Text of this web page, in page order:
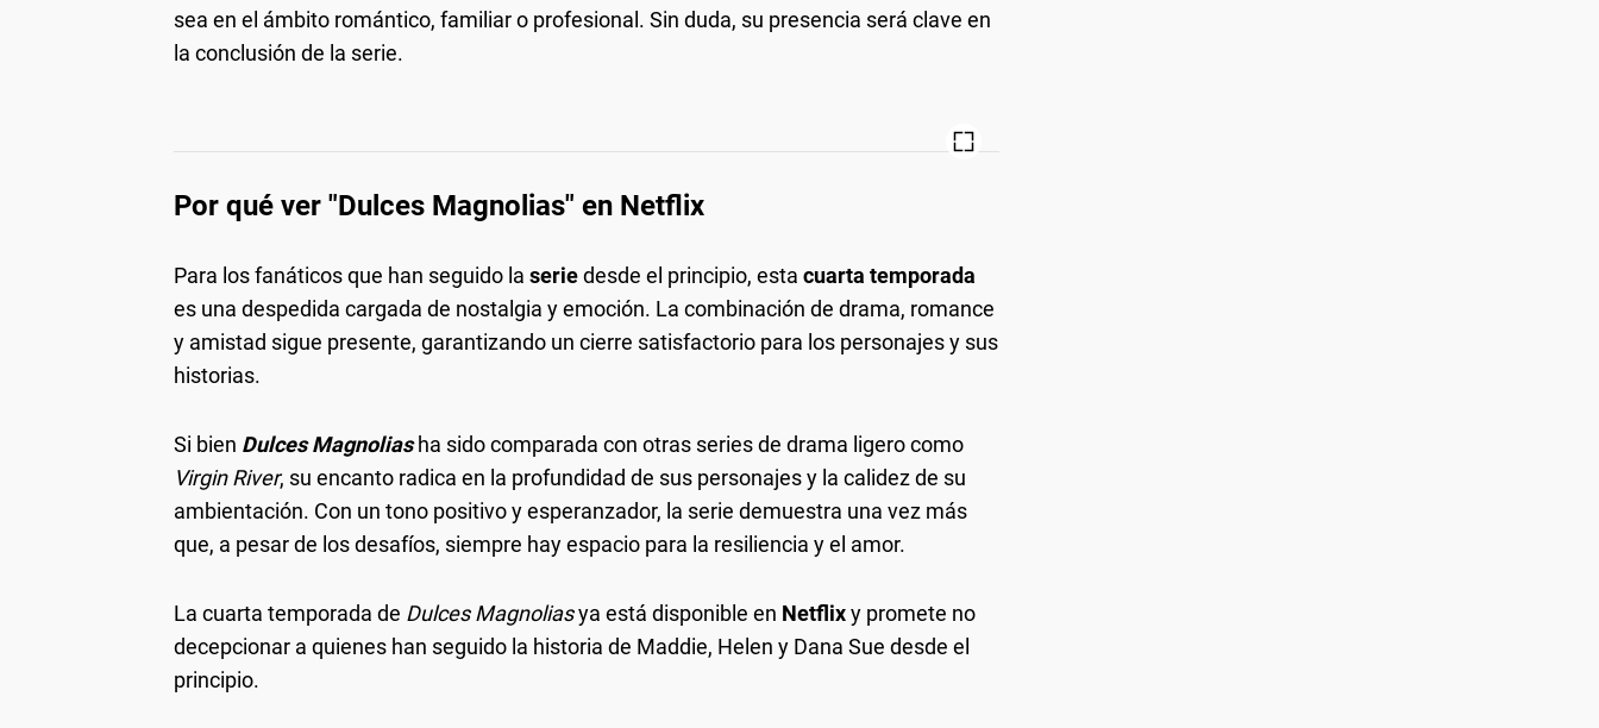
sea en el ámbito romántico, familiar o profesional. Sin duda, su presencia será clave en
la conclusión de la serie.
Por qué ver "Dulces Magnolias" en Netflix
Para los fanáticos que han seguido la seriedesde el principio, esta cuarta temporada
es una despedida cargada de nostalgia y emoción. La combinación de drama, romance
y amistad sigue presente, garantizando un cierre satisfactorio para los personajes y sus
historias.
Si bien Dulces Magnoliasha sido comparada con otras series de drama ligero como
Virgin River, su encanto radica en la profundidad de sus personajes y la calidez de su
ambientación. Con un tono positivo y esperanzador, la serie demuestra una vez más
que, a pesar de los desafíos, siempre hay espacio para la resiliencia y el amor.
La cuarta temporada de Dulces Magnoliasya está disponible en Netflixy promete no
decepcionar a quienes han seguido la historia de Maddie, Helen y Dana Sue desde el
principio.